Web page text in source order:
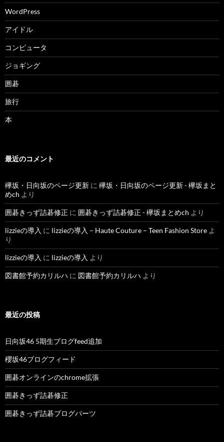
WordPress
アイドル
コンピュータ
ジョギング
囲碁
旅行
本
最近のコメント
欅坂・日向坂のページ更新 に 欅坂・日向坂のページ更新 - 欅坂まと
めch より
囲碁きっず詰碁修正 に 囲碁きっず詰碁修正 - 欅坂まとめch より
lizzieの導入 に lizzieの導入 – Haute Couture – Teen Fashion Store よ
り
lizzieの導入 に lizzieの導入 より
図書館予約カリルハ に 図書館予約カリルハ より
最近の投稿
日向坂46 5期生ブログfeed追加
櫻坂46ブログフィード
囲碁オンラインのchrome拡張
囲碁きっず詰碁修正
囲碁きっず詰碁ブログパーツ